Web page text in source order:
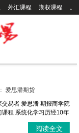
外汇课程 期权课程 。
爱思潘期货
易者 爱思潘 期报商学院
程 系统化学习历经10年
阅读全文